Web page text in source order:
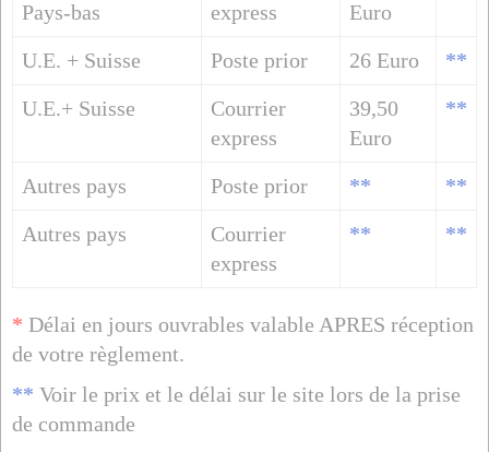
Pays-bas
express
Euro
U.E. + Suisse Poste prior 26 Euro **
U.E.+ Suisse
Courrier
express
39,50
Euro
**
Autres pays Poste prior ** **
Autres pays
Courrier
express
** **
* Délai en jours ouvrables valable APRES réception
de votre règlement.
** Voir le prix et le délai sur le site lors de la prise
de commande